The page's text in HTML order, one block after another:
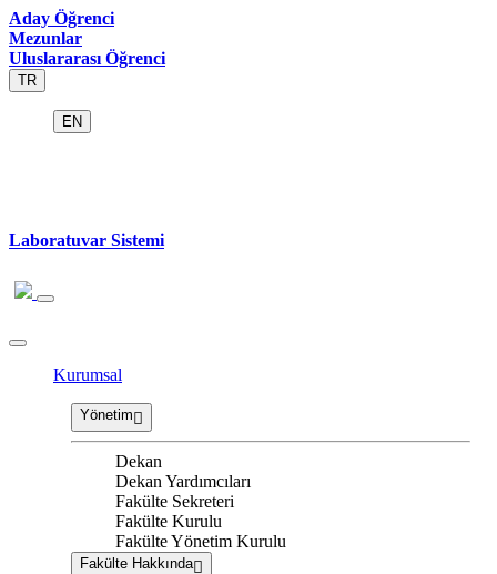
Aday Öğrenci
Mezunlar
Uluslararası Öğrenci
TR
EN
Laboratuvar Sistemi
Kurumsal
Yönetim
Dekan
Dekan Yardımcıları
Fakülte Sekreteri
Fakülte Kurulu
Fakülte Yönetim Kurulu
Fakülte Hakkında